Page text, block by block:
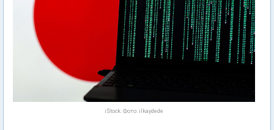
iStock. Фото: ilkaydede